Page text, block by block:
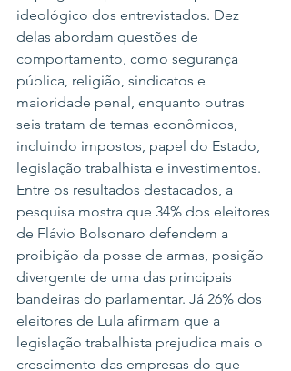
ideológico dos entrevistados. Dez
delas abordam questões de
comportamento, como segurança
pública, religião, sindicatos e
maioridade penal, enquanto outras
seis tratam de temas econômicos,
incluindo impostos, papel do Estado,
legislação trabalhista e investimentos.
Entre os resultados destacados, a
pesquisa mostra que 34% dos eleitores
de Flávio Bolsonaro defendem a
proibição da posse de armas, posição
divergente de uma das principais
bandeiras do parlamentar. Já 26% dos
eleitores de Lula afirmam que a
legislação trabalhista prejudica mais o
crescimento das empresas do que